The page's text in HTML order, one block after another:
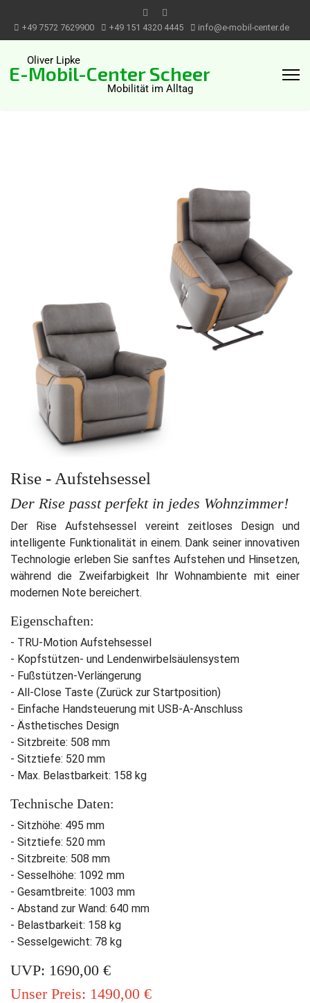
+49 7572 7629900 +49 151 4320 4445 info@e-mobil-center.de
Rise - Aufstehsessel
Der Rise passt perfekt in jedes Wohnzimmer!
Der Rise Aufstehsessel vereint zeitloses Design und
intelligente Funktionalität in einem. Dank seiner innovativen
Technologie erleben Sie sanftes Aufstehen und Hinsetzen,
während die Zweifarbigkeit Ihr Wohnambiente mit einer
modernen Note bereichert.
Eigenschaften:
- TRU-Motion Aufstehsessel
- Kopfstützen- und Lendenwirbelsäulensystem
- Fußstützen-Verlängerung
- All-Close Taste (Zurück zur Startposition)
- Einfache Handsteuerung mit USB-A-Anschluss
- Ästhetisches Design
- Sitzbreite: 508 mm
- Sitztiefe: 520 mm
- Max. Belastbarkeit: 158 kg
Technische Daten:
- Sitzhöhe: 495 mm
- Sitztiefe: 520 mm
- Sitzbreite: 508 mm
- Sesselhöhe: 1092 mm
- Gesamtbreite: 1003 mm
- Abstand zur Wand: 640 mm
- Belastbarkeit: 158 kg
- Sesselgewicht: 78 kg
UVP: 1690,00 €
Unser Preis: 1490,00 €